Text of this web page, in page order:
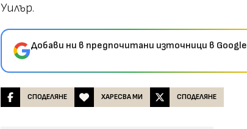
Уилър.
Добави ни в предпочитани източници в Google
СПОДЕЛЯНЕ ХАРЕСВА МИ СПОДЕЛЯНЕ